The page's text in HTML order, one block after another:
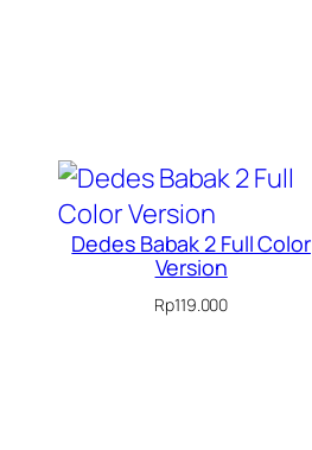
Dedes Babak 2 Full Color
Version
Rp119.000